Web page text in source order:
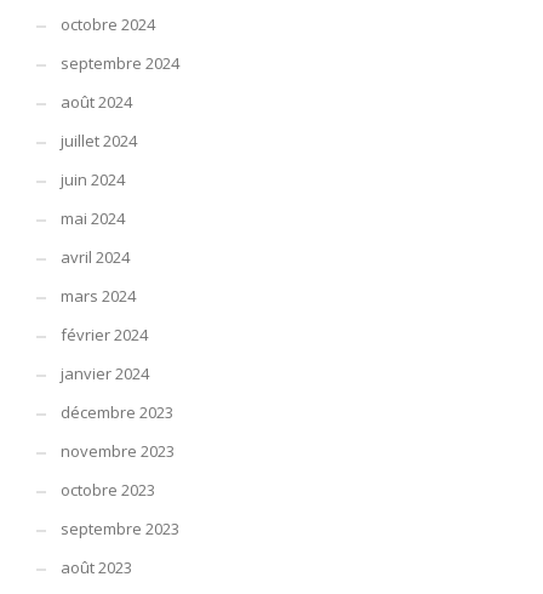
octobre 2024
septembre 2024
août 2024
juillet 2024
juin 2024
mai 2024
avril 2024
mars 2024
février 2024
janvier 2024
décembre 2023
novembre 2023
octobre 2023
septembre 2023
août 2023